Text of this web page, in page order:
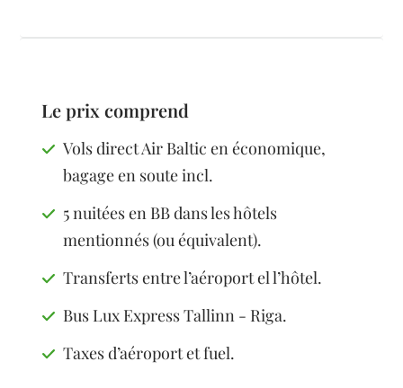
Le prix comprend
Vols direct Air Baltic en économique,
bagage en soute incl.
5 nuitées en BB dans les hôtels
mentionnés (ou équivalent).
Transferts entre l’aéroport el l’hôtel.
Bus Lux Express Tallinn - Riga.
Taxes d’aéroport et fuel.